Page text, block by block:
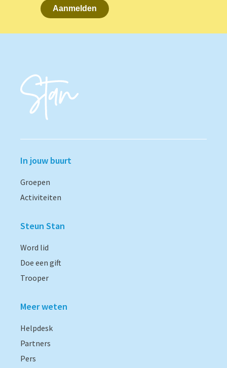
Aanmelden
In jouw buurt
Groepen
Activiteiten
Steun Stan
Word lid
Doe een gift
Trooper
Meer weten
Helpdesk
Partners
Pers